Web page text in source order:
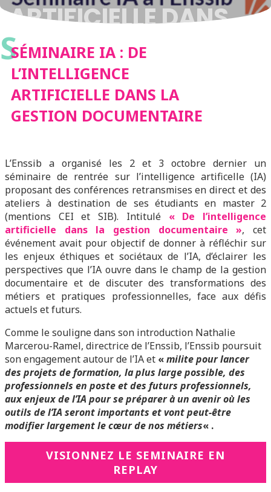
ARTIFICIELLE DANS
LA GESTION
DOCUMENTAIRE
SSÉMINAIRE IA : DE
L’INTELLIGENCE
ARTIFICIELLE DANS LA
GESTION DOCUMENTAIRE
L’Enssib a organisé les 2 et 3 octobre dernier un
séminaire de rentrée sur l’intelligence artificelle (IA)
proposant des conférences retransmises en direct et des
ateliers à destination de ses étudiants en master 2
(mentions CEI et SIB). Intitulé « De l’intelligence
artificielle dans la gestion documentaire », cet
événement avait pour objectif de donner à réfléchir sur
les enjeux éthiques et sociétaux de l’IA, d’éclairer les
perspectives que l’IA ouvre dans le champ de la gestion
documentaire et de discuter des transformations des
métiers et pratiques professionnelles, face aux défis
actuels et futurs.
Comme le souligne dans son introduction Nathalie
Marcerou-Ramel, directrice de l’Enssib, l’Enssib poursuit
son engagement autour de l’IA et «milite pour lancer
des projets de formation, la plus large possible, des
professionnels en poste et des futurs professionnels,
aux enjeux de l’IA pour se préparer à un avenir où les
outils de l’IA seront importants et vont peut-être
modifier largement le cœur de nos métiers« .
VISIONNEZ LE SEMINAIRE EN
REPLAY